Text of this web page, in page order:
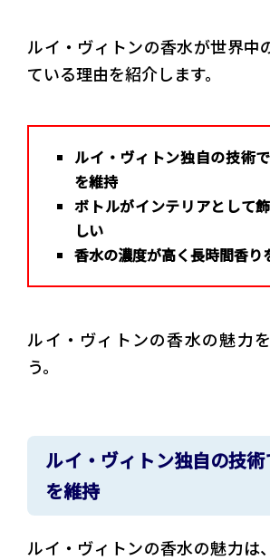
ルイ・ヴィトンの香水が世界中
ている理由を紹介します。
ルイ・ヴィトン独自の技術
を維持
ボトルがインテリアとして
しい
香水の濃度が高く長時間香り
ルイ・ヴィトンの香水の魅力
う。
ルイ・ヴィトン独自の技
を維持
ルイ・ヴィトンの香水の魅力は、